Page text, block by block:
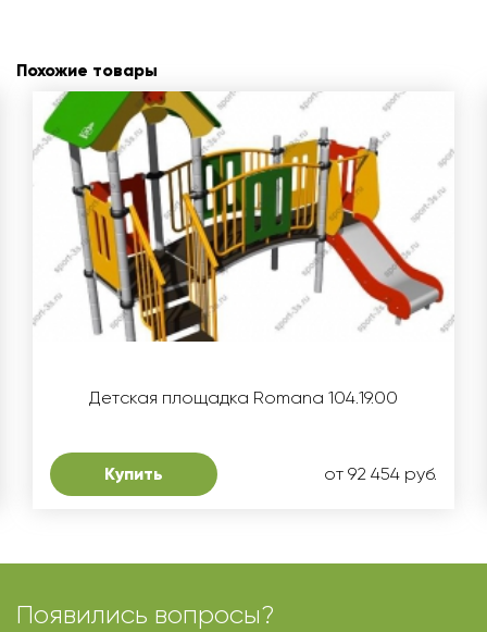
Похожие товары
Детская площадка Romana 104.19.00
Купить от 92 454 руб.
Появились вопросы?